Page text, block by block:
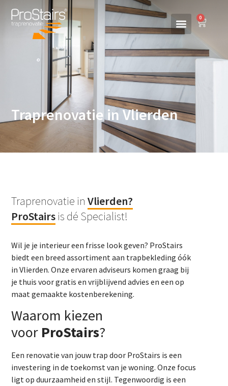
0
Traprenovatie in Vlierden
Traprenovatie inVlierden?
ProStairs is dé Specialist!
Wil je je interieur een frisse look geven? ProStairs
biedt een breed assortiment aan trapbekleding óók
in Vlierden. Onze ervaren adviseurs komen graag bij
je thuis voor gratis en vrijblijvend advies en een op
maat gemaakte kostenberekening.
Waarom kiezen
voor ProStairs?
Een renovatie van jouw trap door ProStairs is een
investering in de toekomst van je woning. Onze focus
ligt op duurzaamheid en stijl. Tegenwoordig is een